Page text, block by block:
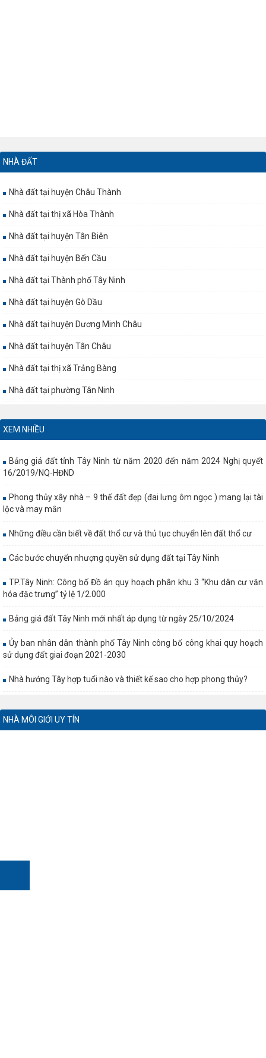
NHÀ ĐẤT
Nhà đất tại huyện Châu Thành
Nhà đất tại thị xã Hòa Thành
Nhà đất tại huyện Tân Biên
Nhà đất tại huyện Bến Cầu
Nhà đất tại Thành phố Tây Ninh
Nhà đất tại huyện Gò Dầu
Nhà đất tại huyện Dương Minh Châu
Nhà đất tại huyện Tân Châu
Nhà đất tại thị xã Trảng Bàng
Nhà đất tại phường Tân Ninh
XEM NHIỀU
Bảng giá đất tỉnh Tây Ninh từ năm 2020 đến năm 2024 Nghị quyết
16/2019/NQ-HĐND
Phong thủy xây nhà – 9 thế đất đẹp (đai lưng ôm ngọc ) mang lại tài
lộc và may mắn
Những điều cần biết về đất thổ cư và thủ tục chuyển lên đất thổ cư
Các bước chuyển nhượng quyền sử dụng đất tại Tây Ninh
TP.Tây Ninh: Công bố Đồ án quy hoạch phân khu 3 “Khu dân cư văn
hóa đặc trưng” tỷ lệ 1/2.000
Bảng giá đất Tây Ninh mới nhất áp dụng từ ngày 25/10/2024
Ủy ban nhân dân thành phố Tây Ninh công bố công khai quy hoạch
sử dụng đất giai đoạn 2021-2030
Nhà hướng Tây hợp tuổi nào và thiết kế sao cho hợp phong thủy?
NHÀ MÔI GIỚI UY TÍN